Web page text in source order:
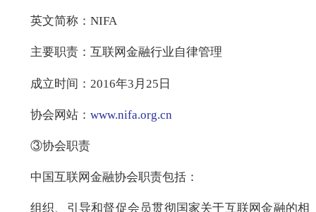
英文名：National Internet Finance Association
成立时间：2016年3月25日
协会网站：www.nifa.org.cn
③协会职责